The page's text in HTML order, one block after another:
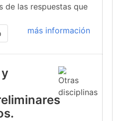
de las respuestas que
más información